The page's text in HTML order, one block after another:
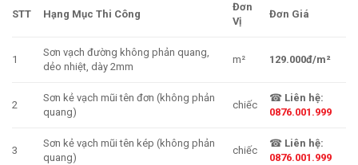
STT Hạng Mục Thi Công
Đơn
Vị
Đơn Giá
1
Sơn vạch đường không phản quang,
dẻo nhiệt, dày 2mm
m² 129.000đ/m²
2
Sơn kẻ vạch mũi tên đơn (không phản
quang)
chiếc
☎ Liên hệ:
0876.001.999
3
Sơn kẻ vạch mũi tên kép (không phản
quang)
chiếc
☎ Liên hệ:
0876.001.999